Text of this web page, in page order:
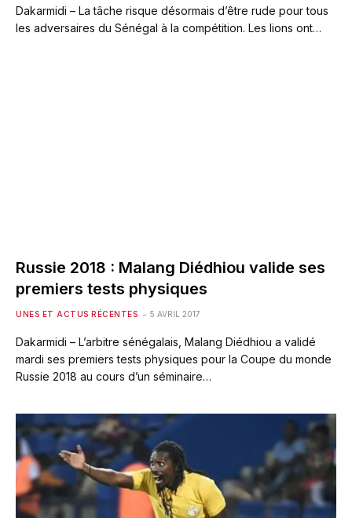
Dakarmidi – La tâche risque désormais d’être rude pour tous
les adversaires du Sénégal à la compétition. Les lions ont…
Russie 2018 : Malang Diédhiou valide ses
premiers tests physiques
UNES ET ACTUS RÉCENTES 5 AVRIL 2017
Dakarmidi – L’arbitre sénégalais, Malang Diédhiou a validé
mardi ses premiers tests physiques pour la Coupe du monde
Russie 2018 au cours d’un séminaire…